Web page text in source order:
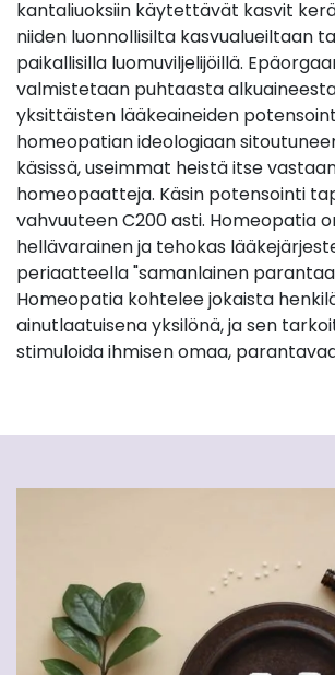
kantaliuoksiin käytettävät kasvit
niiden luonnollisilta kasvualueiltaan
paikallisilla luomuviljelijöillä.
valmistetaan puhtaasta
yksittäisten lääkeaineiden
homeopatian ideologiaan
käsissä, useimmat heistä itse
homeopaatteja. Käsin potensointi
vahvuuteen C200 asti. Homeopatia
hellävarainen ja tehokas
periaatteella "samanlainen
Homeopatia kohtelee jokaista
ainutlaatuisena yksilönä, ja sen
stimuloida ihmisen omaa,